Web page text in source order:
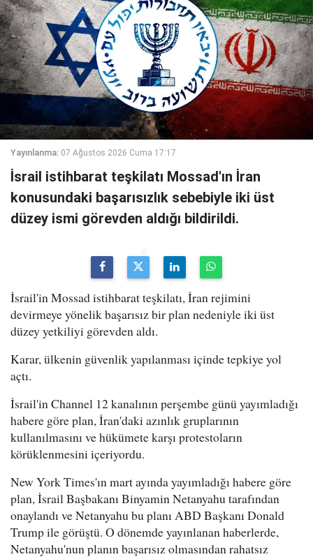
Yayınlanma: 07 Ağustos 2026 Cuma 17:17
İsrail istihbarat teşkilatı Mossad'ın İran
konusundaki başarısızlık sebebiyle iki üst
düzey ismi görevden aldığı bildirildi.
İsrail'in Mossad istihbarat teşkilatı, İran rejimini
devirmeye yönelik başarısız bir plan nedeniyle iki üst
düzey yetkiliyi görevden aldı.
Karar, ülkenin güvenlik yapılanması içinde tepkiye yol
açtı.
İsrail'in Channel 12 kanalının perşembe günü yayımladığı
habere göre plan, İran'daki azınlık gruplarının
kullanılmasını ve hükümete karşı protestoların
körüklenmesini içeriyordu.
New York Times'ın mart ayında yayımladığı habere göre
plan, İsrail Başbakanı Binyamin Netanyahu tarafından
onaylandı ve Netanyahu bu planı ABD Başkanı Donald
Trump ile görüştü. O dönemde yayınlanan haberlerde,
Netanyahu'nun planın başarısız olmasından rahatsız